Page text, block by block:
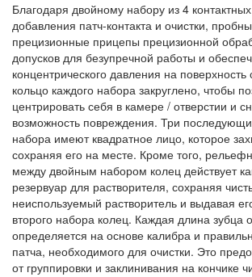
Благодаря двойному набору из 4
добавления патч-контакта и очистки,
прецизионные прицепы прецизионной
допусков для безупречной работы и
концентрического давления на
кольцо каждого набора закруглено, чтобы
центрировать себя в камере / отверстии и
возможность повреждения. Три
набора имеют квадратное лицо, которое
сохраняя его на месте. Кроме того,
между двойным набором колец действует
резервуар для растворителя, сохраняя
неиспользуемый растворитель и выдавая
второго набора колец. Каждая длина зубца
определяется на основе калибра и
патча, необходимого для очистки. Это
от группировки и заклинивания на кончике